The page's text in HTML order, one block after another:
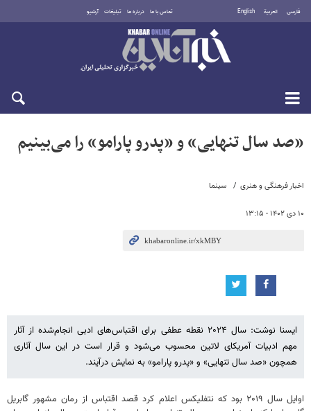
فارسی العربية English تماس با ما درباره ما تبلیغات آرشیو
یکشنبه ۱۸ مرداد ۱۴۰۵
اخبار فرهنگی و هنری سینما
۱۰ دی ۱۴۰۲ - ۱۳:۱۵
«صد سال تنهایی» و «پدرو پارامو» را می‌بینیم
ایسنا نوشت: سال ۲۰۲۴ نقطه‌ عطفی برای اقتباس‌های ادبی انجام‌شده از آثار
مهم ادبیات آمریکای لاتین محسوب می‌شود و قرار است در این سال آثاری
همچون «صد سال تنهایی» و «پدرو پارامو» به نمایش درآیند.
اوایل سال ۲۰۱۹ بود که نتفلیکس اعلام کرد قصد اقتباس از رمان مشهور گابریل